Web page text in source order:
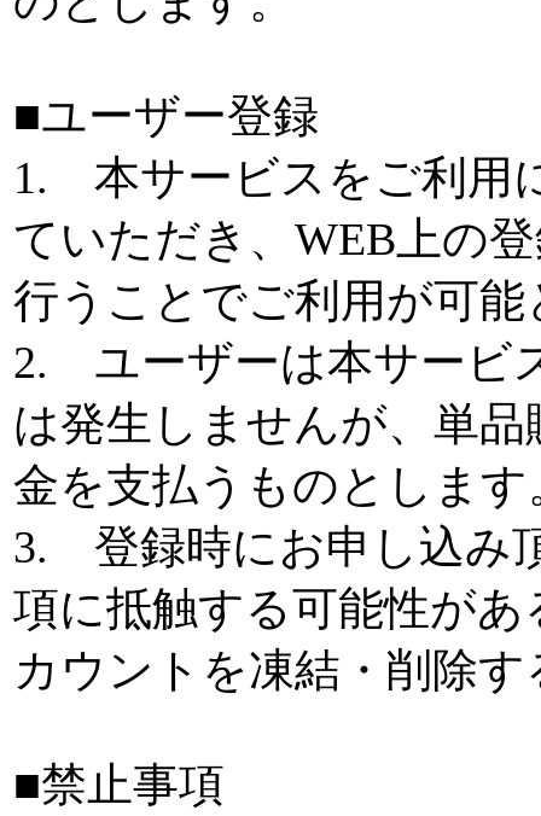
■ユーザー登録
1. 本サービスをご利用
ていただき、WEB上の
行うことでご利用が可
2. ユーザーは本サービ
は発生しませんが、単
金を支払うものとします
3. 登録時にお申し込み
項に抵触する可能性が
カウントを凍結・削除
■禁止事項